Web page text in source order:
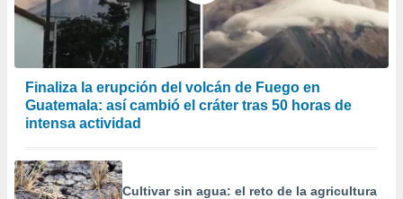
Finaliza la erupción del volcán de Fuego en
Guatemala: así cambió el cráter tras 50 horas de
intensa actividad
Cultivar sin agua: el reto de la agricultura